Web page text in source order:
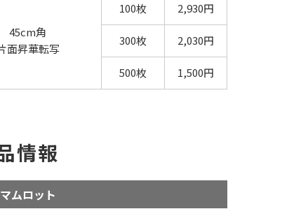
45cm角
面昇華転写
100枚 2,930円
300枚 2,030円
500枚 1,500円
情報
ムロット